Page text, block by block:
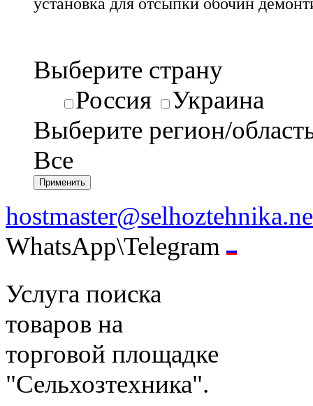
Выберите страну
Россия
Украина
Выберите регион/
Все
WhatsApp\Telegram
Услуга поиска
товаров на
торговой площадке
"Сельхозтехника".